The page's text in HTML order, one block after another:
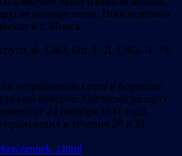
ценные вещи. Впоследствии
в г. Минск.
ф. 1363. Оп. 1. Д. 1365. Л. 79-
истреблению гетто в Борисове
неверно. Согласно рапорту
от 24 октября 1941 года,
происходил в течение 20 и 21
zennek_r.html